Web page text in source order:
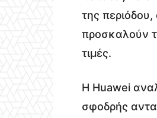
της
προσκαλούν
τιμές.
Η Huawei
σφοδρής